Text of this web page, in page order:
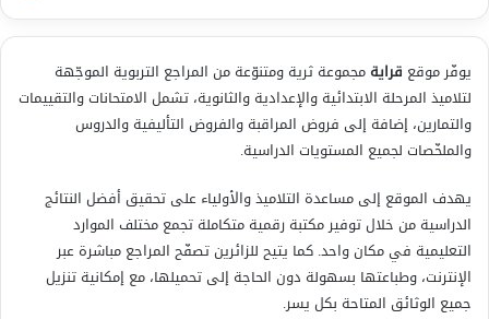
يوفّر موقع قرايةمجموعة ثرية ومتنوّعة من المراجع التربوية الموجّهة
لتلاميذ المرحلة الابتدائية والإعدادية والثانوية، تشمل الامتحانات والتقييمات
والتمارين، إضافة إلى فروض المراقبة والفروض التأليفية والدروس
والملخّصات لجميع المستويات الدراسية.
يهدف الموقع إلى مساعدة التلاميذ والأولياء على تحقيق أفضل النتائج
الدراسية من خلال توفير مكتبة رقمية متكاملة تجمع مختلف الموارد
التعليمية في مكان واحد. كما يتيح للزائرين تصفّح المراجع مباشرة عبر
الإنترنت، وطباعتها بسهولة دون الحاجة إلى تحميلها، مع إمكانية تنزيل
جميع الوثائق المتاحة بكل يسر.